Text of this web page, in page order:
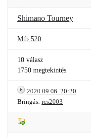
Shimano Tourney
Mtb 520
10 válasz
1750 megtekintés
2020.09.06. 20:20
Bringás: rcs2003